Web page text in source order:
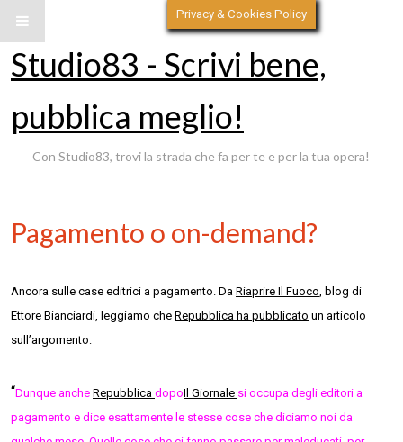
Studio83 - Scrivi bene,
pubblica meglio!
Con Studio83, trovi la strada che fa per te e per la tua opera!
Pagamento o on-demand?
Ancora sulle case editrici a pagamento. Da Riaprire Il Fuoco, blog di
Ettore Bianciardi, leggiamo che Repubblica ha pubblicato un articolo
sull’argomento:
“Dunque anche Repubblica dopoIl Giornale si occupa degli editori a
pagamento e dice esattamente le stesse cose che diciamo noi da
Privacy & Cookies Policy